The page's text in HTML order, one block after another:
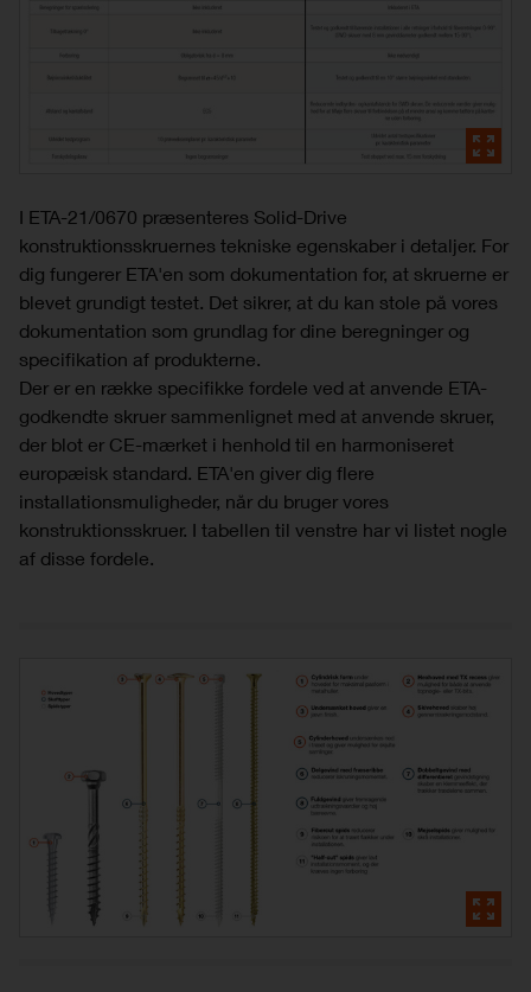
I ETA-21/0670 præsenteres Solid-Drive
konstruktionsskruernes tekniske egenskaber i detaljer. For
dig fungerer ETA'en som dokumentation for, at skruerne er
blevet grundigt testet. Det sikrer, at du kan stole på vores
dokumentation som grundlag for dine beregninger og
specifikation af produkterne.
Der er en række specifikke fordele ved at anvende ETA-
godkendte skruer sammenlignet med at anvende skruer,
der blot er CE-mærket i henhold til en harmoniseret
europæisk standard. ETA'en giver dig flere
installationsmuligheder, når du bruger vores
konstruktionsskruer. I tabellen til venstre har vi listet nogle
af disse fordele.